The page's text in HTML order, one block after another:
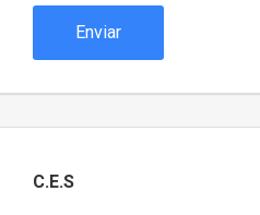
Enviar
C.E.S